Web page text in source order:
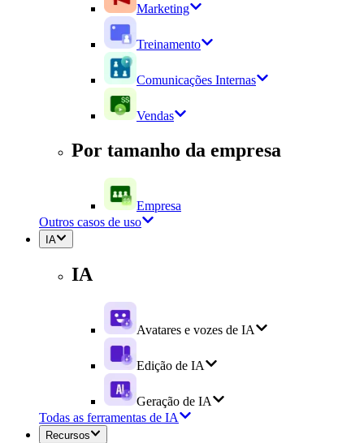
Marketing
Treinamento
Comunicações Internas
Vendas
Por tamanho da empresa
Empresa
Outros casos de uso
IA
IA
Avatares e vozes de IA
Edição de IA
Geração de IA
Todas as ferramentas de IA
Recursos